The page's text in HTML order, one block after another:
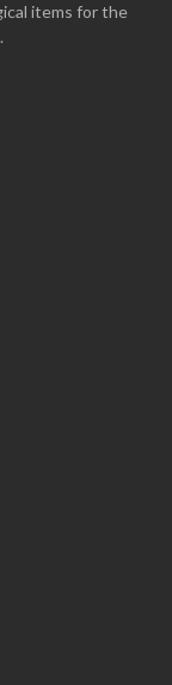
items for the